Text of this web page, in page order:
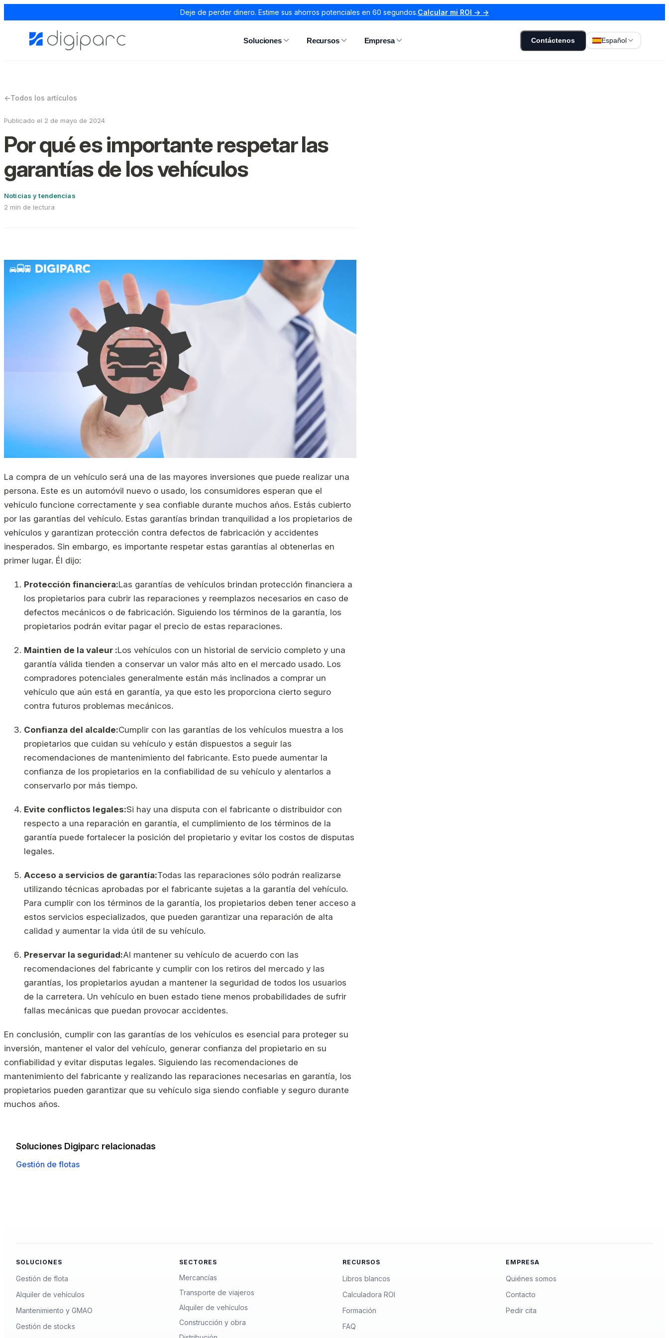
Deje de perder dinero. Estime sus ahorros potenciales en 60 segundos.Calcular mi ROI → →
Soluciones Recursos Empresa Contáctenos Español
←Todos los artículos
Publicado el 2 de mayo de 2024
Por qué es importante respetar las
garantías de los vehículos
Noticias y tendencias
2 min de lectura
La compra de un vehículo será una de las mayores inversiones que puede realizar una
persona. Este es un automóvil nuevo o usado, los consumidores esperan que el
vehículo funcione correctamente y sea confiable durante muchos años. Estás cubierto
por las garantías del vehículo. Estas garantías brindan tranquilidad a los propietarios de
vehículos y garantizan protección contra defectos de fabricación y accidentes
inesperados. Sin embargo, es importante respetar estas garantías al obtenerlas en
primer lugar. Él dijo:
Protección financiera:Las garantías de vehículos brindan protección financiera a
los propietarios para cubrir las reparaciones y reemplazos necesarios en caso de
defectos mecánicos o de fabricación. Siguiendo los términos de la garantía, los
propietarios podrán evitar pagar el precio de estas reparaciones.
Maintien de la valeur :Los vehículos con un historial de servicio completo y una
garantía válida tienden a conservar un valor más alto en el mercado usado. Los
compradores potenciales generalmente están más inclinados a comprar un
vehículo que aún está en garantía, ya que esto les proporciona cierto seguro
contra futuros problemas mecánicos.
Confianza del alcalde:Cumplir con las garantías de los vehículos muestra a los
propietarios que cuidan su vehículo y están dispuestos a seguir las
recomendaciones de mantenimiento del fabricante. Esto puede aumentar la
confianza de los propietarios en la confiabilidad de su vehículo y alentarlos a
conservarlo por más tiempo.
Evite conflictos legales:Si hay una disputa con el fabricante o distribuidor con
respecto a una reparación en garantía, el cumplimiento de los términos de la
garantía puede fortalecer la posición del propietario y evitar los costos de disputas
legales.
Acceso a servicios de garantía:Todas las reparaciones sólo podrán realizarse
utilizando técnicas aprobadas por el fabricante sujetas a la garantía del vehículo.
Para cumplir con los términos de la garantía, los propietarios deben tener acceso a
estos servicios especializados, que pueden garantizar una reparación de alta
calidad y aumentar la vida útil de su vehículo.
Preservar la seguridad:Al mantener su vehículo de acuerdo con las
recomendaciones del fabricante y cumplir con los retiros del mercado y las
garantías, los propietarios ayudan a mantener la seguridad de todos los usuarios
de la carretera. Un vehículo en buen estado tiene menos probabilidades de sufrir
fallas mecánicas que puedan provocar accidentes.
En conclusión, cumplir con las garantías de los vehículos es esencial para proteger su
inversión, mantener el valor del vehículo, generar confianza del propietario en su
confiabilidad y evitar disputas legales. Siguiendo las recomendaciones de
mantenimiento del fabricante y realizando las reparaciones necesarias en garantía, los
propietarios pueden garantizar que su vehículo siga siendo confiable y seguro durante
muchos años.
Soluciones Digiparc relacionadas
Gestión de flotas
SOLUCIONES
Gestión de flota
Alquiler de vehículos
Mantenimiento y GMAO
Gestión de stocks
SECTORES
Mercancías
Transporte de viajeros
Alquiler de vehículos
Construcción y obra
RECURSOS
Libros blancos
Calculadora ROI
Formación
FAQ
EMPRESA
Quiénes somos
Contacto
Pedir cita